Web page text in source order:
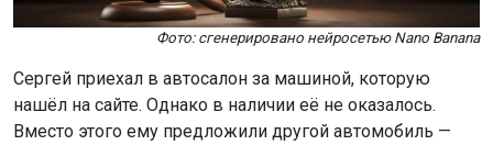
Фото: сгенерировано нейросетью Nano Banana
Сергей приехал в автосалон за машиной, которую
нашёл на сайте. Однако в наличии её не оказалось.
Вместо этого ему предложили другой автомобиль —